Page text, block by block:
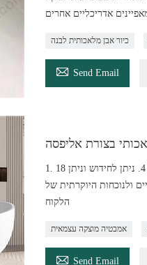
כיור אבן מלאכותית לבנה
 Send Email
1. 18 שנות ניסיון בייצור מאז2004 2. ציוד מתקדם ומערכת ניהול שיטתית, מעל 200 עיצובים מעוצבים, גם להתאמה אישית 3. ניקוי קל 4. ניתן לחידוש וניתן
לעיצובים בלעדיים ולנוכחות היוקרתית של
הלקוח
אמבטיה מוצקה עצמאית
 Send Email